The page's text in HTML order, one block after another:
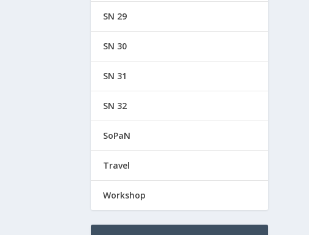
SN 29
SN 30
SN 31
SN 32
SoPaN
Travel
Workshop